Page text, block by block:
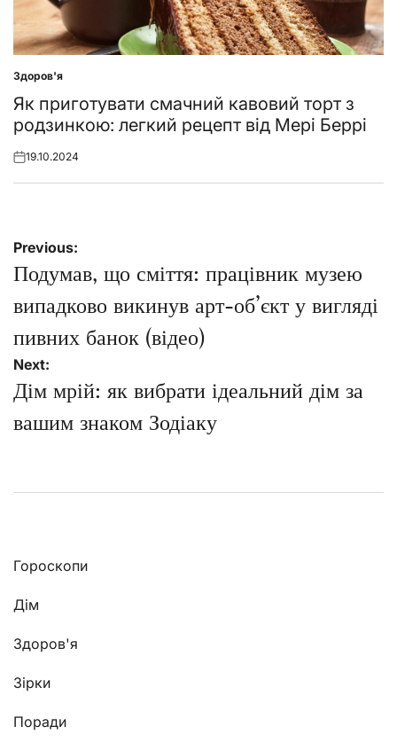
Posted
in
Здоров'я
Як приготувати смачний кавовий торт з
родзинкою: легкий рецепт від Мері Беррі
Posted
19.10.2024
Навігація
записів
Previous:
Подумав, що сміття: працівник музею
випадково викинув арт-об’єкт у вигляді
пивних банок (відео)
Next:
Дім мрій: як вибрати ідеальний дім за
вашим знаком Зодіаку
Гороскопи
Дім
Здоров'я
Зірки
Поради